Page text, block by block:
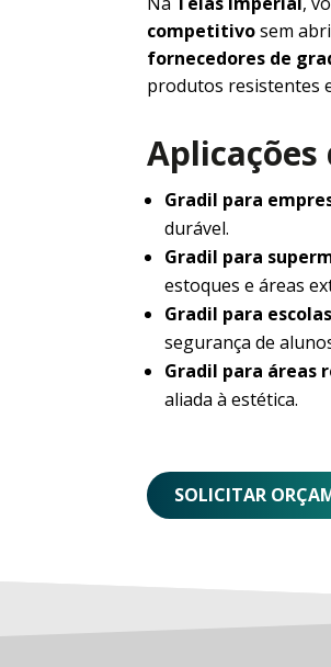
competitivosem
fornecedores de
produtos resistentes
Gradil para
durável.
Gradil para
estoques e áreas
Gradil para
segurança de
Gradil para áreas
aliada à estética.
SOLICITAR